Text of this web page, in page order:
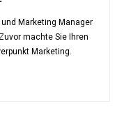
Marketing Manager
machte Sie Ihren
Marketing.